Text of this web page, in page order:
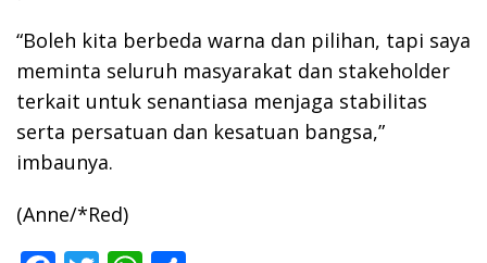
“Boleh kita berbeda warna dan pilihan, tapi saya
meminta seluruh masyarakat dan stakeholder
terkait untuk senantiasa menjaga stabilitas
serta persatuan dan kesatuan bangsa,”
imbaunya.
(Anne/*Red)